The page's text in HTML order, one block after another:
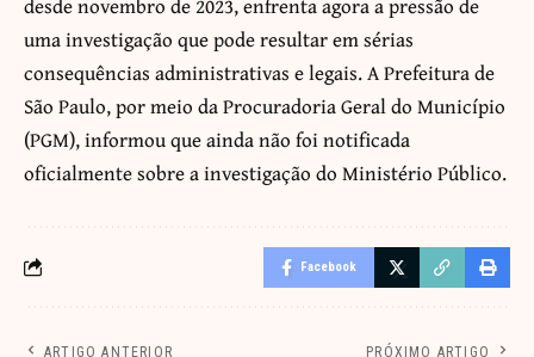
uma investigação que pode resultar em sérias
consequências administrativas e legais. A Prefeitura de
São Paulo, por meio da Procuradoria Geral do Município
(PGM), informou que ainda não foi notificada
oficialmente sobre a investigação do Ministério Público.
Facebook
ARTIGO ANTERIOR PRÓXIMO ARTIGO